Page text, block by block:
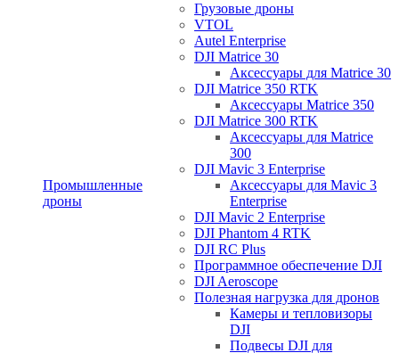
Промышленные
дроны
Грузовые дроны
VTOL
Autel Enterprise
DJI Matrice 30
Аксессуары для Matrice 30
DJI Matrice 350 RTK
Аксессуары Matrice 350
DJI Matrice 300 RTK
Аксессуары для Matrice
300
DJI Mavic 3 Enterprise
Аксессуары для Mavic 3
Enterprise
DJI Mavic 2 Enterprise
DJI Phantom 4 RTK
DJI RC Plus
Программное обеспечение DJI
DJI Aeroscope
Полезная нагрузка для дронов
Камеры и тепловизоры
DJI
Подвесы DJI для